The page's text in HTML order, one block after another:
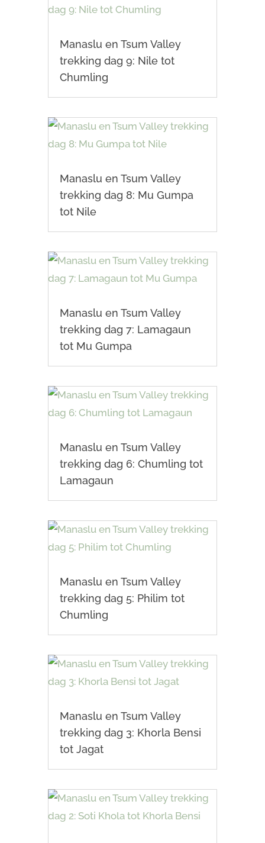
Manaslu en Tsum Valley
trekking dag 9: Nile tot
Chumling
Manaslu en Tsum Valley
trekking dag 8: Mu Gumpa
tot Nile
Manaslu en Tsum Valley
trekking dag 7: Lamagaun
tot Mu Gumpa
Manaslu en Tsum Valley
trekking dag 6: Chumling tot
Lamagaun
Manaslu en Tsum Valley
trekking dag 5: Philim tot
Chumling
Manaslu en Tsum Valley
trekking dag 3: Khorla Bensi
tot Jagat